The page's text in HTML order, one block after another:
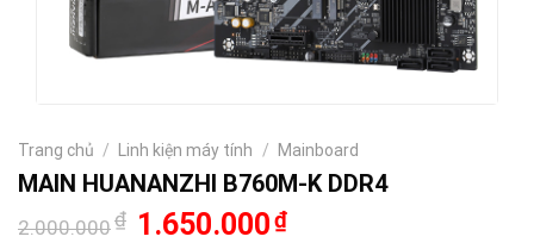
Trang chủ / Linh kiện máy tính / Mainboard
MAIN HUANANZHI B760M-K DDR4
2.000.000₫ Giá
gốc
1.650.000₫Giá